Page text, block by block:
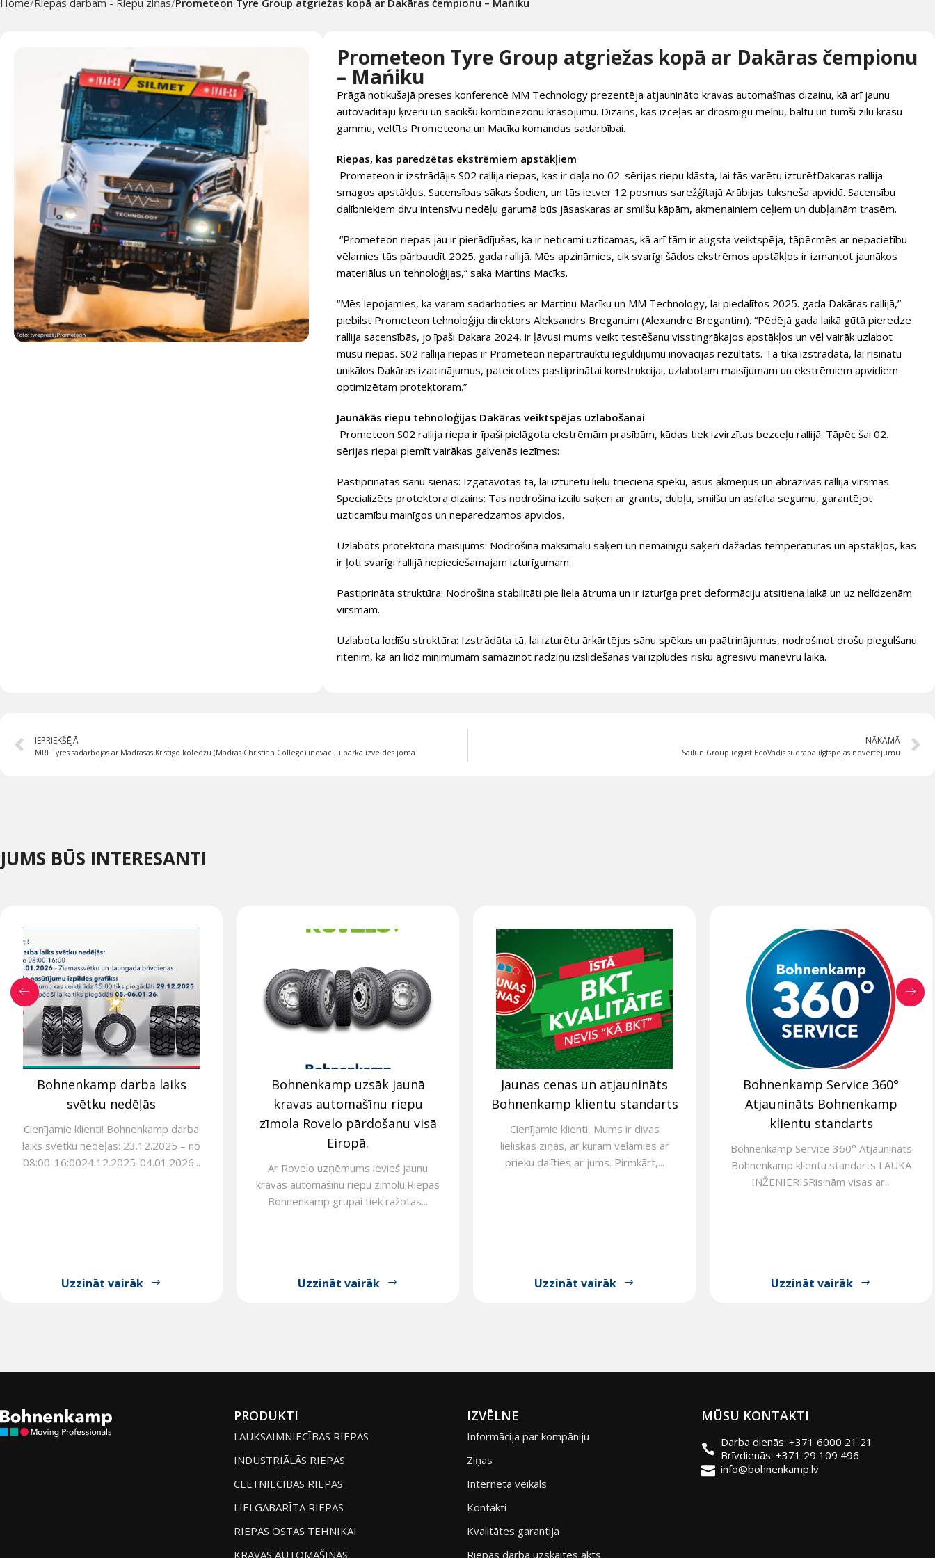
Home Riepas darbam - Riepu ziņas Prometeon Tyre Group atgriežas kopā ar Dakāras čempionu – Mańiku
Prometeon Tyre Group atgriežas kopā ar Dakāras čempionu
– Mańiku
Prāgā notikušajā preses konferencē MM Technology prezentēja atjaunināto kravas automašīnas dizainu, kā arī jaunu
autovadītāju ķiveru un sacīkšu kombinezonu krāsojumu. Dizains, kas izceļas ar drosmīgu melnu, baltu un tumši zilu krāsu
gammu, veltīts Prometeona un Macīka komandas sadarbībai.
Riepas, kas paredzētas ekstrēmiem apstākļiem
Prometeon ir izstrādājis S02 rallija riepas, kas ir daļa no 02. sērijas riepu klāsta, lai tās varētu izturētDakaras rallija
smagos apstākļus. Sacensības sākas šodien, un tās ietver 12 posmus sarežģītajā Arābijas tuksneša apvidū. Sacensību
dalībniekiem divu intensīvu nedēļu garumā būs jāsaskaras ar smilšu kāpām, akmeņainiem ceļiem un dubļainām trasēm.
“Prometeon riepas jau ir pierādījušas, ka ir neticami uzticamas, kā arī tām ir augsta veiktspēja, tāpēcmēs ar nepacietību
vēlamies tās pārbaudīt 2025. gada rallijā. Mēs apzināmies, cik svarīgi šādos ekstrēmos apstākļos ir izmantot jaunākos
materiālus un tehnoloģijas,” saka Martins Macīks.
“Mēs lepojamies, ka varam sadarboties ar Martinu Macīku un MM Technology, lai piedalītos 2025. gada Dakāras rallijā,”
piebilst Prometeon tehnoloģiju direktors Aleksandrs Bregantim (Alexandre Bregantim). “Pēdējā gada laikā gūtā pieredze
rallija sacensībās, jo īpaši Dakara 2024, ir ļāvusi mums veikt testēšanu visstingrākajos apstākļos un vēl vairāk uzlabot
mūsu riepas. S02 rallija riepas ir Prometeon nepārtrauktu ieguldījumu inovācijās rezultāts. Tā tika izstrādāta, lai risinātu
unikālos Dakāras izaicinājumus, pateicoties pastiprinātai konstrukcijai, uzlabotam maisījumam un ekstrēmiem apvidiem
optimizētam protektoram.”
Jaunākās riepu tehnoloģijas Dakāras veiktspējas uzlabošanai
Prometeon S02 rallija riepa ir īpaši pielāgota ekstrēmām prasībām, kādas tiek izvirzītas bezceļu rallijā. Tāpēc šai 02.
sērijas riepai piemīt vairākas galvenās iezīmes:
Pastiprinātas sānu sienas: Izgatavotas tā, lai izturētu lielu trieciena spēku, asus akmeņus un abrazīvās rallija virsmas.
Specializēts protektora dizains: Tas nodrošina izcilu saķeri ar grants, dubļu, smilšu un asfalta segumu, garantējot
uzticamību mainīgos un neparedzamos apvidos.
Uzlabots protektora maisījums: Nodrošina maksimālu saķeri un nemainīgu saķeri dažādās temperatūrās un apstākļos, kas
ir ļoti svarīgi rallijā nepieciešamajam izturīgumam.
Pastiprināta struktūra: Nodrošina stabilitāti pie liela ātruma un ir izturīga pret deformāciju atsitiena laikā un uz nelīdzenām
virsmām.
Uzlabota lodīšu struktūra: Izstrādāta tā, lai izturētu ārkārtējus sānu spēkus un paātrinājumus, nodrošinot drošu piegulšanu
ritenim, kā arī līdz minimumam samazinot radziņu izslīdēšanas vai izplūdes risku agresīvu manevru laikā.
IEPRIEKŠĒJĀ
MRF Tyres sadarbojas ar Madrasas Kristīgo koledžu (Madras Christian College) inovāciju parka izveides jomā
NĀKAMĀ
Sailun Group iegūst EcoVadis sudraba ilgtspējas novērtējumu
JUMS BŪS INTERESANTI
Bohnenkamp darba laiks
svētku nedēļās
Cienījamie klienti! Bohnenkamp darba
laiks svētku nedēļās: 23.12.2025 – no
08:00-16:0024.12.2025-04.01.2026...
Uzzināt vairāk
Bohnenkamp uzsāk jaunā
kravas automašīnu riepu
zīmola Rovelo pārdošanu visā
Eiropā.
Ar Rovelo uzņēmums ievieš jaunu
kravas automašīnu riepu zīmolu.Riepas
Bohnenkamp grupai tiek ražotas...
Uzzināt vairāk
Jaunas cenas un atjaunināts
Bohnenkamp klientu standarts
Cienījamie klienti, Mums ir divas
lieliskas ziņas, ar kurām vēlamies ar
prieku dalīties ar jums. Pirmkārt,...
Uzzināt vairāk
Bohnenkamp Service 360°
Atjaunināts Bohnenkamp
klientu standarts
Bohnenkamp Service 360° Atjaunināts
Bohnenkamp klientu standarts LAUKA
INŽENIERISRisinām visas ar...
Uzzināt vairāk
PRODUKTI
LAUKSAIMNIECĪBAS RIEPAS
INDUSTRIĀLĀS RIEPAS
CELTNIECĪBAS RIEPAS
LIELGABARĪTA RIEPAS
RIEPAS OSTAS TEHNIKAI
KRAVAS AUTOMAŠĪNAS
IZVĒLNE
Informācija par kompāniju
Ziņas
Interneta veikals
Kontakti
Kvalitātes garantija
Riepas darba uzskaites akts
MŪSU KONTAKTI
Darba dienās: +371 6000 21 21
Brīvdienās: +371 29 109 496
info@bohnenkamp.lv